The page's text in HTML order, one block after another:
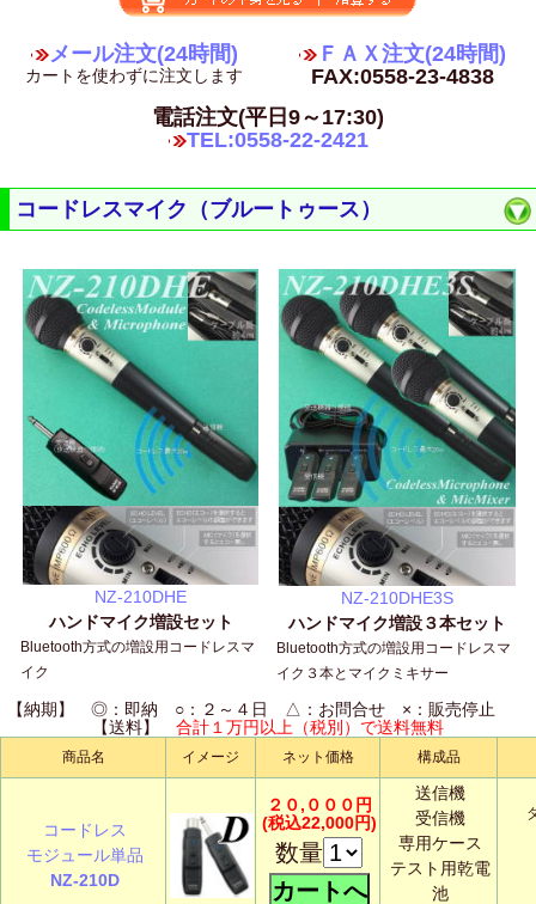
メール注文(24時間)
カートを使わずに注文します
ＦＡＸ注文(24時間)
FAX:0558-23-4838
電話注文(平日9～17:30)
TEL:0558-22-2421
コードレスマイク（ブルートゥース）
NZ-210DHE
ハンドマイク増設セット
Bluetooth方式の増設用コードレスマ
イク
NZ-210DHE3S
ハンドマイク増設３本セット
Bluetooth方式の増設用コードレスマ
イク３本とマイクミキサー
【納期】 ◎：即納 ○：２～４日 △：お問合せ ×：販売停止
【送料】 合計１万円以上（税別）で送料無料
商品名 イメージ ネット価格 構成品
コードレス
モジュール単品
NZ-210D
２０,０００円
(税込22,000円)
数量
送信機
受信機
専用ケース
テスト用乾電
池